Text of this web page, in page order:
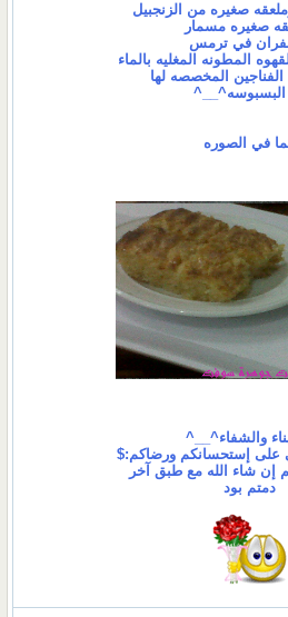
صغيره من الزنجبيل
صغيره مسمار
في ترمس
المطونه المغليه بالماء
المخصصه لها
في الصوره
والشفاء^__^
على إستحسانكمورضاكم:$
إن شاء اللهمع طبق آخر
دمتم بود